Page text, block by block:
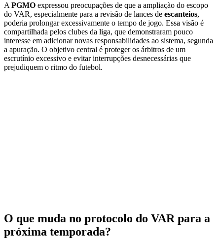
A PGMO expressou preocupações de que a ampliação do escopo
do VAR, especialmente para a revisão de lances de escanteios,
poderia prolongar excessivamente o tempo de jogo. Essa visão é
compartilhada pelos clubes da liga, que demonstraram pouco
interesse em adicionar novas responsabilidades ao sistema, segunda
a apuração. O objetivo central é proteger os árbitros de um
escrutínio excessivo e evitar interrupções desnecessárias que
prejudiquem o ritmo do futebol.
O que muda no protocolo do VAR para a
próxima temporada?